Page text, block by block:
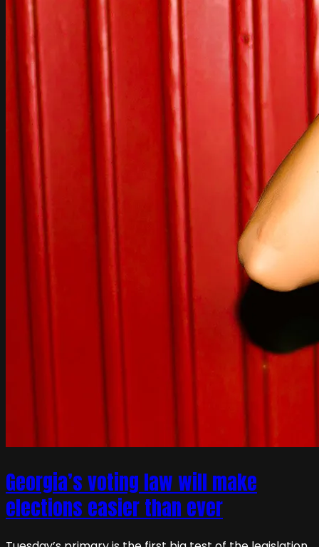
Georgia’s voting law will make
elections easier than ever